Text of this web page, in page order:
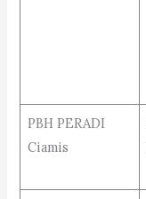
PBH PERADI
Ciamis